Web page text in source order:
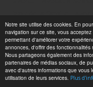
Notre site utilise des cookies. En
navigation sur ce site, vous
permettant d'améliorer votre
annonces, d'offrir des
Nous partageons également des
partenaires de médias sociaux, de
avec d'autres informations que vous
utilisation de leurs services. Plus
Droit pénal - Avocat à
Droit des victimes -
Droit immobilier -
Droit du travail - Avocat
Droit des contrats -